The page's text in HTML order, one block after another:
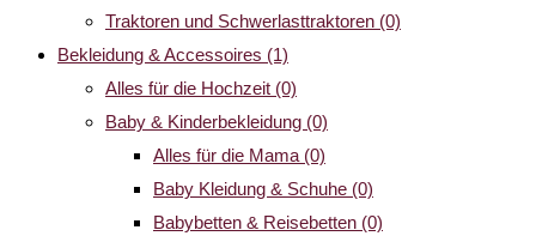
Traktoren und Schwerlasttraktoren (0)
Bekleidung & Accessoires (1)
Alles für die Hochzeit (0)
Baby & Kinderbekleidung (0)
Alles für die Mama (0)
Baby Kleidung & Schuhe (0)
Babybetten & Reisebetten (0)